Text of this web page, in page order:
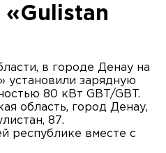
«Gulistan
в городе Денау на
установили зарядную
80 кВт GBT/GBT.
область, город Денау,
87.
республике вместе с